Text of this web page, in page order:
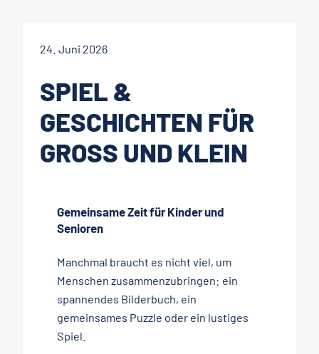
24. Juni 2026
SPIEL &
GESCHICHTEN FÜR
GROSS UND KLEIN
Gemeinsame Zeit für Kinder und
Senioren
Manchmal braucht es nicht viel, um
Menschen zusammenzubringen: ein
spannendes Bilderbuch, ein
gemeinsames Puzzle oder ein lustiges
Spiel.